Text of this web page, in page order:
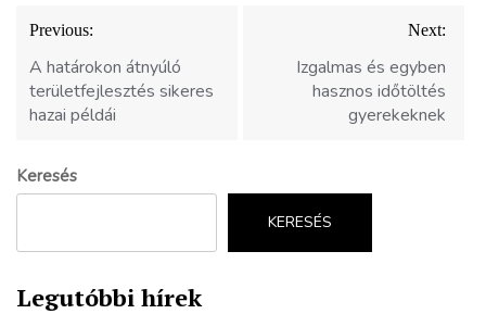
Bejegyzés
navigáció
Previous:
A határokon átnyúló
területfejlesztés sikeres
hazai példái
Next:
Izgalmas és egyben
hasznos időtöltés
gyerekeknek
Keresés
KERESÉS
Legutóbbi hírek